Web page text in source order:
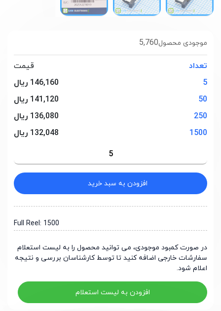
5,760موجودی محصول
تعداد
قیمت
5
146,160 ریال
50
141,120 ریال
250
136,080 ریال
1500
132,048 ریال
افزودن به سبد خرید
Full Reel: 1500
در صورت کمبود موجودی، می توانید محصول را به لیست استعلام
سفارشات خارجی اضافه کنید تا توسط کارشناسان بررسی و نتیجه
اعلام شود.
افزودن به لیست استعلام